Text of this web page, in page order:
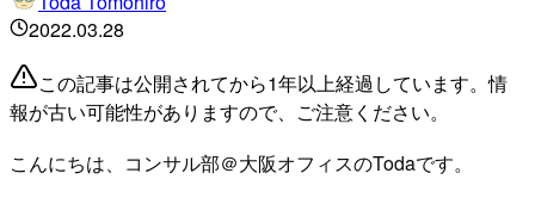
2022.03.28
この記事は公開されてから1年以上経過しています。情
報が古い可能性がありますので、ご注意ください。
こんにちは、コンサル部＠大阪オフィスのTodaです。